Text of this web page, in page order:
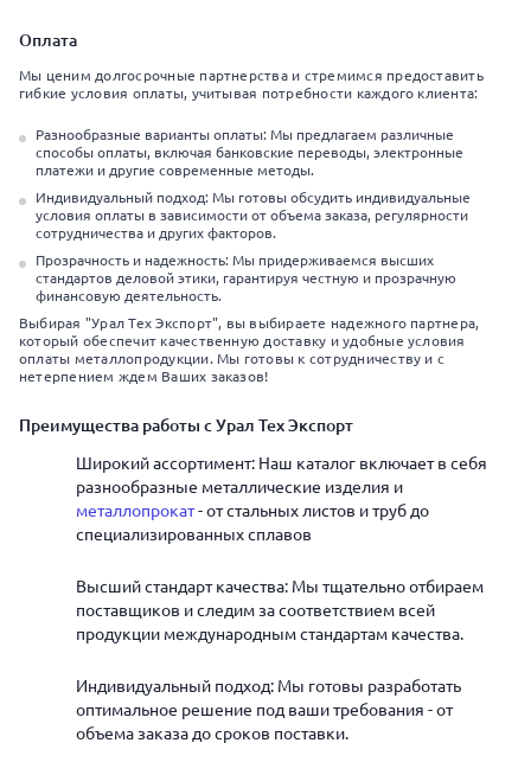
Оплата
Мы ценим долгосрочные партнерства и стремимся предоставить
гибкие условия оплаты, учитывая потребности каждого клиента:
Разнообразные варианты оплаты: Мы предлагаем различные
способы оплаты, включая банковские переводы, электронные
платежи и другие современные методы.
Индивидуальный подход: Мы готовы обсудить индивидуальные
условия оплаты в зависимости от объема заказа, регулярности
сотрудничества и других факторов.
Прозрачность и надежность: Мы придерживаемся высших
стандартов деловой этики, гарантируя честную и прозрачную
финансовую деятельность.
Выбирая "Урал Тех Экспорт", вы выбираете надежного партнера,
который обеспечит качественную доставку и удобные условия
оплаты металлопродукции. Мы готовы к сотрудничеству и с
нетерпением ждем Ваших заказов!
Преимущества работы с Урал Тех Экспорт
Широкий ассортимент: Наш каталог включает в себя
разнообразные металлические изделия и
металлопрокат- от стальных листов и труб до
специализированных сплавов
Высший стандарт качества: Мы тщательно отбираем
поставщиков и следим за соответствием всей
продукции международным стандартам качества.
Индивидуальный подход: Мы готовы разработать
оптимальное решение под ваши требования - от
объема заказа до сроков поставки.